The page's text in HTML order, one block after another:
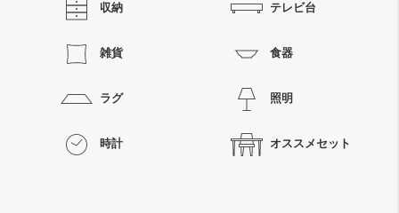
収納 テレビ台
雑貨 食器
ラグ 照明
時計 オススメセット